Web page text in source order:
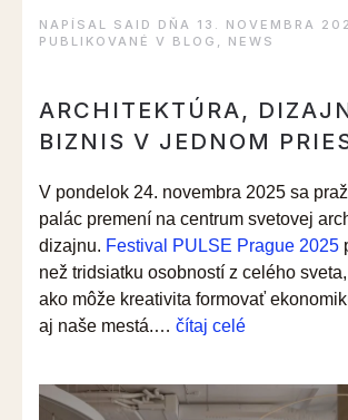
NAPÍSAL SAID DŇA 13. NOVEMBRA
PUBLIKOVANÉ V BLOG NEWS
ARCHITEKTÚRA,
BIZNIS V JEDNOM
V pondelok 24. novembra 2025 sa
palác premení na centrum svetovej
dizajnu. Festival PULSE Prague 2025
než tridsiatku osobností z celého
ako môže kreativita formovať
aj naše mestá.… čítaj celé“PULSE
2025